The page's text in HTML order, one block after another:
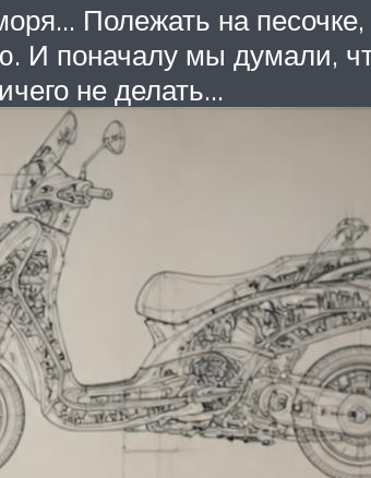
Полежать на песочке,
И поначалу мы думали,
не делать…